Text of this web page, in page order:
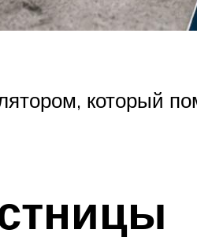
который